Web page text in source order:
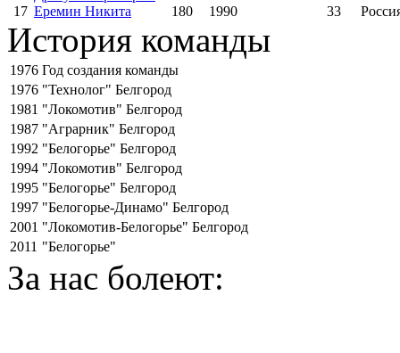
17 Еремин Никита 180 1990 33
История команды
1976 Год создания команды
1976 "Технолог" Белгород
1981 "Локомотив" Белгород
1987 "Аграрник" Белгород
1992 "Белогорье" Белгород
1994 "Локомотив" Белгород
1995 "Белогорье" Белгород
1997 "Белогорье-Динамо" Белгород
2001 "Локомотив-Белогорье" Белгород
2011 "Белогорье"
За нас болеют: